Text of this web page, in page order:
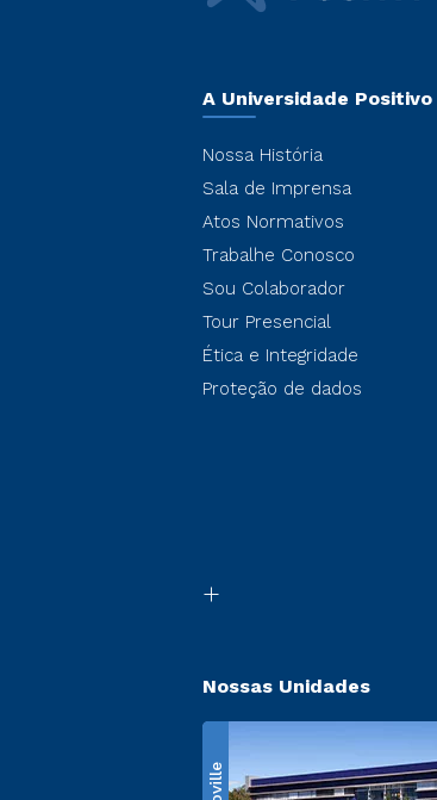
A Universidade Positivo
Nossa História
Sala de Imprensa
Atos Normativos
Trabalhe Conosco
Sou Colaborador
Tour Presencial
Ética e Integridade
Proteção de dados
Nossas Unidades